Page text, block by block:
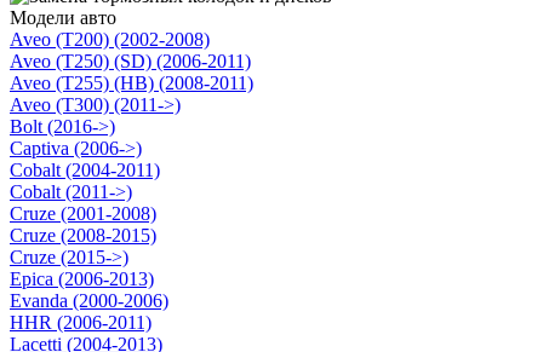
Модели авто
Aveo (T200) (2002-2008)
Aveo (T250) (SD) (2006-2011)
Aveo (T255) (HB) (2008-2011)
Aveo (T300) (2011->)
Bolt (2016->)
Captiva (2006->)
Cobalt (2004-2011)
Cobalt (2011->)
Cruze (2001-2008)
Cruze (2008-2015)
Cruze (2015->)
Epica (2006-2013)
Evanda (2000-2006)
HHR (2006-2011)
Lacetti (2004-2013)